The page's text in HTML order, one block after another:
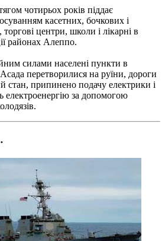
чотирьох років піддає
касетних, бочкових і
центри, школи і лікарні в
районах Алеппо.
силами населені пункти в
перетворилися на руїни, дороги
припинено подачу електрики і
електроенергію за допомогою